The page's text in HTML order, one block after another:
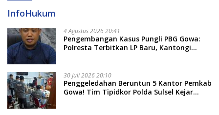
InfoHukum
4 Agustus 2026 20:41
Pengembangan Kasus Pungli PBG Gowa:
Polresta Terbitkan LP Baru, Kantongi
30 Juli 2026 20:10
Penggeledahan Beruntun 5 Kantor Pemkab
Gowa! Tim Tipidkor Polda Sulsel Kejar